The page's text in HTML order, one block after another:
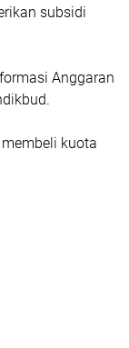
subsidi
Anggaran
kuota